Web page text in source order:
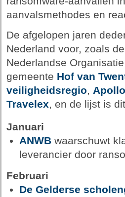
aanvalsmethodes en
De afgelopen jaren
Nederland voor, zoals
Nederlandse
gemeente Hof van
veiligheidsregio,
Travelex, en de lijst is
Januari
ANWBwaarschuwt
leverancier door
Februari
De Gelderse